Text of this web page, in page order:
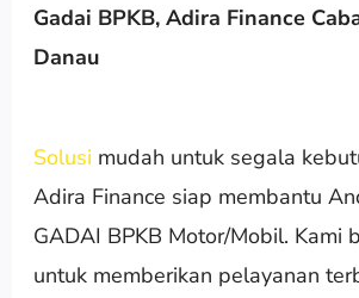
Gadai BPKB, Adira Finance
Danau
Solusi mudah untuk segala
Adira Finance siap membantu
GADAI BPKB Motor/Mobil. Kami
untuk memberikan pelayanan